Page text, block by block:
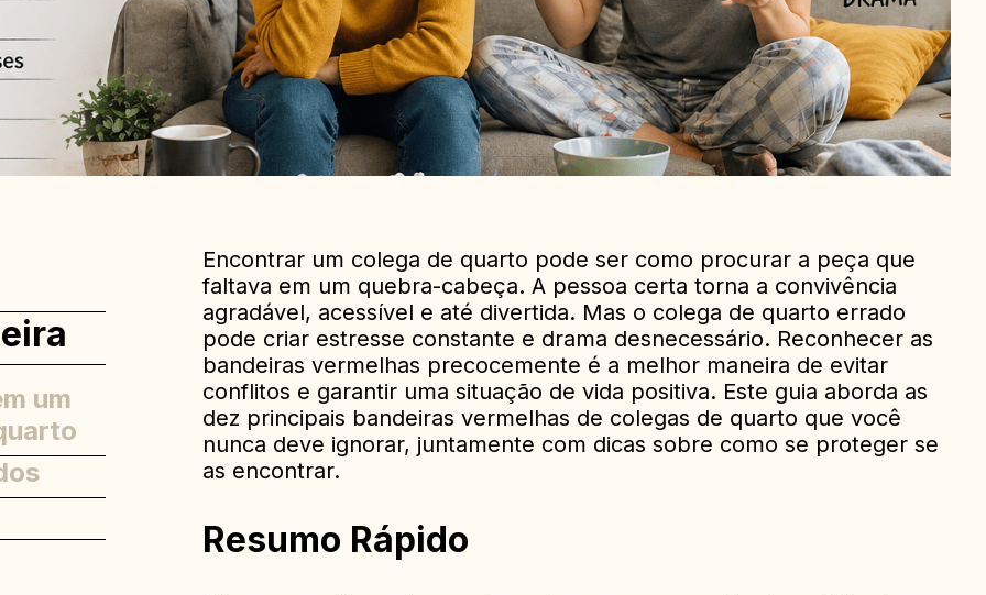
um
Encontrar um colega de quarto pode ser como procurar a peça que
faltava em um quebra-cabeça. A pessoa certa torna a convivência
agradável, acessível e até divertida. Mas o colega de quarto errado
pode criar estresse constante e drama desnecessário. Reconhecer as
bandeiras vermelhas precocemente é a melhor maneira de evitar
conflitos e garantir uma situação de vida positiva. Este guia aborda as
dez principais bandeiras vermelhas de colegas de quarto que você
nunca deve ignorar, juntamente com dicas sobre como se proteger se
as encontrar.
Resumo Rápido